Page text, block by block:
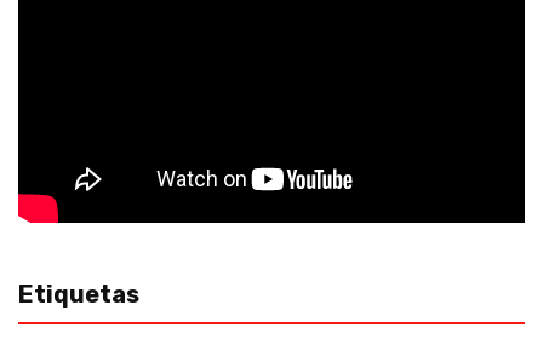
Etiquetas